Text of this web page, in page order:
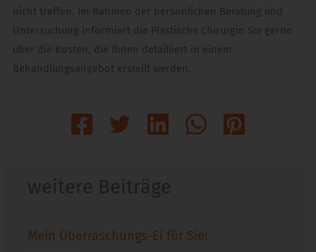
nicht treffen. Im Rahmen der persönlichen Beratung und
Untersuchung informiert die Plastische Chirurgin Sie gerne
über die Kosten, die Ihnen detailliert in einem
Behandlungsangebot erstellt werden.
Mein Überraschungs-Ei für Sie!